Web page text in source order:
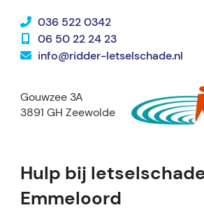
036 522 0342
06 50 22 24 23
info@ridder-letselschade.nl
Gouwzee 3A
3891 GH Zeewolde
Hulp bij
Emmeloord